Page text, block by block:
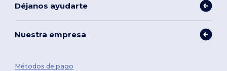
Déjanos ayudarte
Nuestra empresa
Métodos de pago